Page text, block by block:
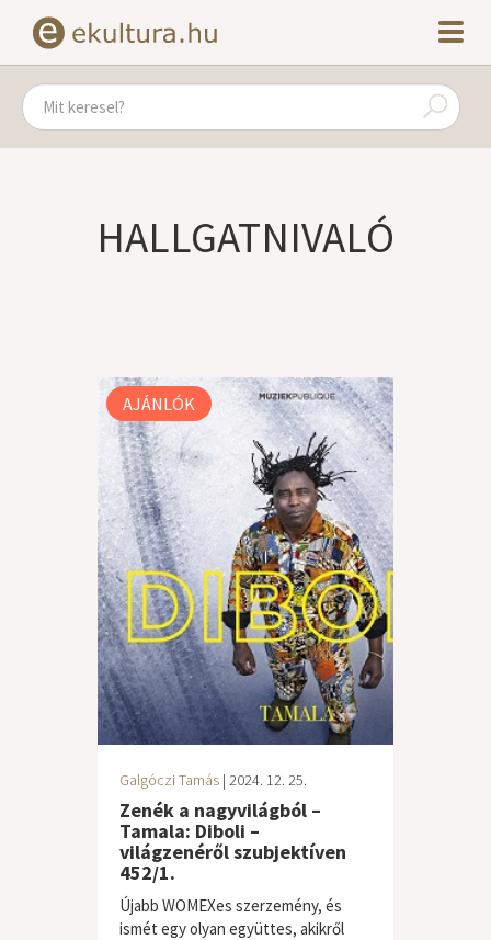
HALLGATNIVALÓ
AJÁNLÓK
Galgóczi Tamás | 2024. 12. 25.
Zenék a nagyvilágból –
Tamala: Diboli –
világzenéről szubjektíven
452/1.
Újabb WOMEXes szerzemény, és
ismét egy olyan együttes, akikről